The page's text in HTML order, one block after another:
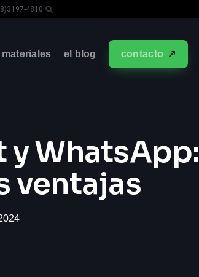
4810
materiales el blog contacto
WhatsApp:
ventajas